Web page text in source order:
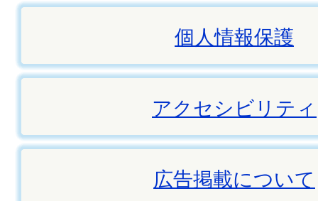
個人情報保護
アクセシビリティ
広告掲載について